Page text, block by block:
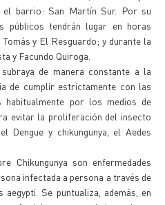
el barrio: San Martín Sur. Por su
públicos tendrán lugar en horas
y El Resguardo; y durante la
y Facundo Quiroga.
de manera constante a la
de cumplir estrictamente con las
habitualmente por los medios de
evitar la proliferación del insecto
Dengue y chikungunya, el Aedes
Chikungunya son enfermedades
infectada a persona a través de
Se puntualiza, además, en